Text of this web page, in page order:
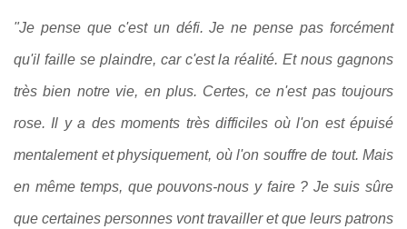
"Je pense que c'est un défi. Je ne pense pas forcément
qu'il faille se plaindre, car c'est la réalité. Et nous gagnons
très bien notre vie, en plus. Certes, ce n'est pas toujours
rose. Il y a des moments très difficiles où l'on est épuisé
mentalement et physiquement, où l'on souffre de tout. Mais
en même temps, que pouvons-nous y faire ? Je suis sûre
que certaines personnes vont travailler et que leurs patrons